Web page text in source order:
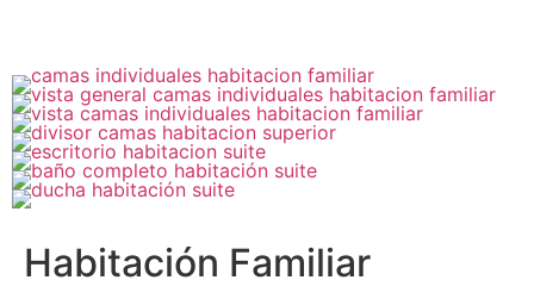
Habitación Familiar